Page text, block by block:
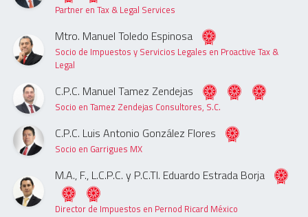
Partner en Tax & Legal Services
Mtro. Manuel Toledo Espinosa
Socio de Impuestos y Servicios Legales en Proactive Tax &
Legal
C.P.C. Manuel Tamez Zendejas
Socio en Tamez Zendejas Consultores, S.C.
C.P.C. Luis Antonio González Flores
Socio en Garrigues MX
M.A., F., L.C.P.C. y P.C.TI. Eduardo Estrada Borja
Director de Impuestos en Pernod Ricard México